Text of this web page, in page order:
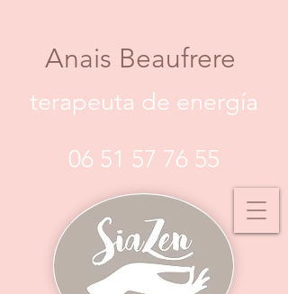
Anais Beaufrere
terapeuta de energía
06 51 57 76 55